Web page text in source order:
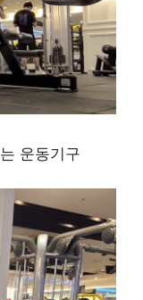
운동기구